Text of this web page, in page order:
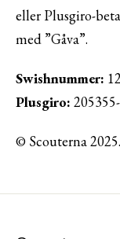
eller Plusgiro-
med ”Gåva”.
Swishnummer:
Plusgiro:
© Scouterna